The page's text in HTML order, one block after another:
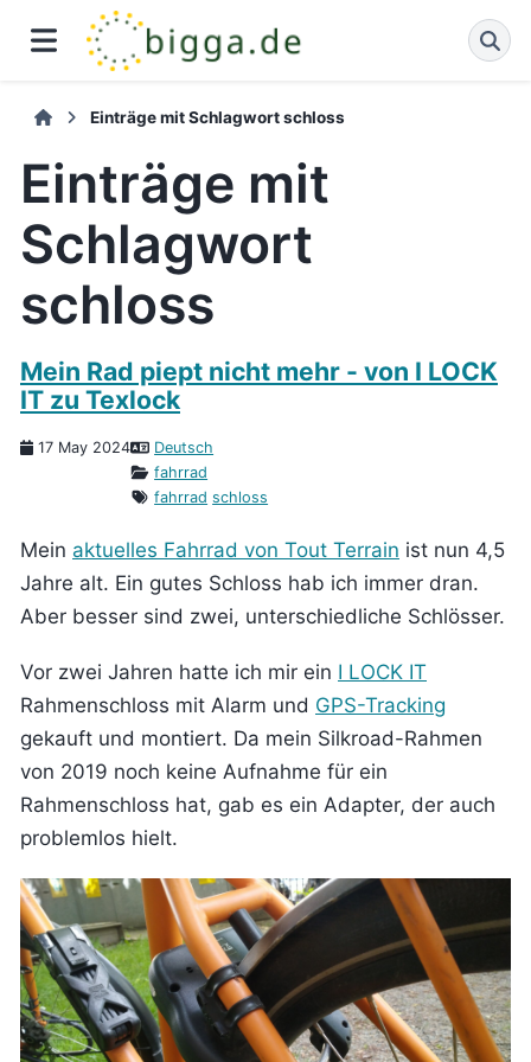
Einträge mit Schlagwort schloss
Einträge mit
Schlagwort
schloss
Mein Rad piept nicht mehr - von I LOCK
IT zu Texlock
17 May 2024
Deutsch
fahrrad
fahrrad schloss
Mein aktuelles Fahrrad von Tout Terrain ist nun 4,5
Jahre alt. Ein gutes Schloss hab ich immer dran.
Aber besser sind zwei, unterschiedliche Schlösser.
Vor zwei Jahren hatte ich mir ein I LOCK IT
Rahmenschloss mit Alarm und GPS-Tracking
gekauft und montiert. Da mein Silkroad-Rahmen
von 2019 noch keine Aufnahme für ein
Rahmenschloss hat, gab es ein Adapter, der auch
problemlos hielt.